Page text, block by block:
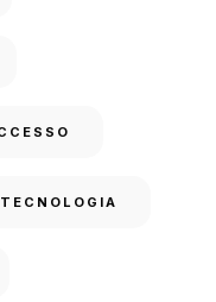
TECNOLOGIA